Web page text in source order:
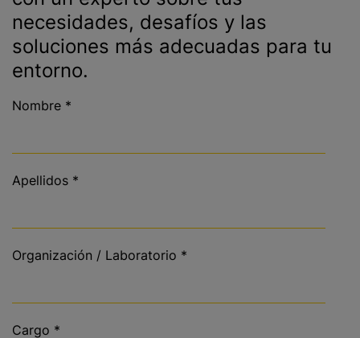
necesidades, desafíos y las
soluciones más adecuadas para tu
entorno.
Nombre *
Apellidos *
Organización / Laboratorio *
Cargo *